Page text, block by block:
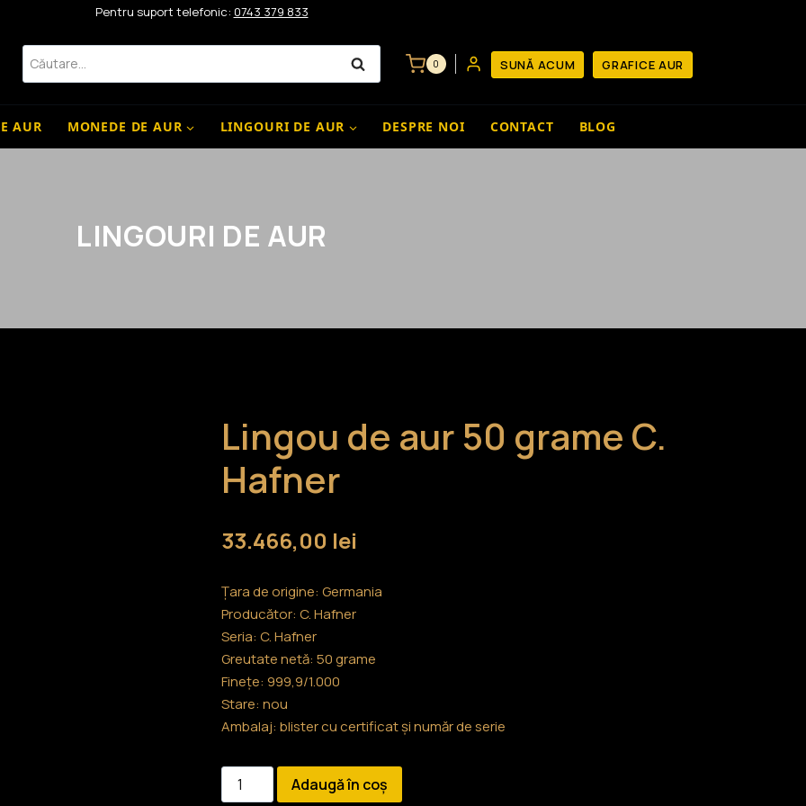
Pentru suport telefonic: 0743 379 833
Caută
după:
0 SUNĂ ACUM GRAFICE AUR
AUR MONEDE DE AUR LINGOURI DE AUR DESPRE NOI CONTACT BLOG
LINGOURI DE AUR
Lingou de aur 50 grame C.
Hafner
33.466,00 lei
Țara de origine: Germania
Producător: C. Hafner
Seria: C. Hafner
Greutate netă: 50 grame
Finețe: 999,9/1.000
Stare: nou
Ambalaj: blister cu certificat și număr de serie
Cantitate
Adaugă în coș